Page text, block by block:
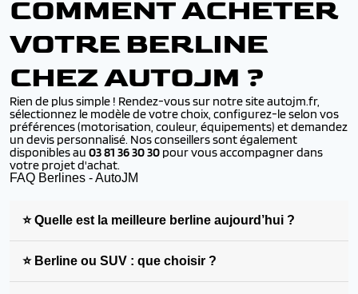
COMMENT ACHETER
VOTRE BERLINE
CHEZ AUTOJM ?
Rien de plus simple ! Rendez-vous sur notre site autojm.fr,
sélectionnez le modèle de votre choix, configurez-le selon vos
préférences (motorisation, couleur, équipements) et demandez
un devis personnalisé. Nos conseillers sont également
disponibles au 03 81 36 30 30 pour vous accompagner dans
votre projet d'achat.
FAQ Berlines - AutoJM
⭐ Quelle est la meilleure berline aujourd’hui ?
⭐ Berline ou SUV : que choisir ?